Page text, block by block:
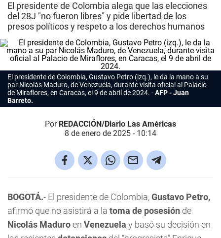
El presidente de Colombia alega que las elecciones
del 28J "no fueron libres" y pide libertad de los
presos políticos y respeto a los derechos humanos
El presidente de Colombia, Gustavo Petro (izq.), le da la mano a su
par Nicolás Maduro, de Venezuela, durante visita oficial al Palacio
de Miraflores, en Caracas, el 9 de abril de 2024.
AFP - Juan
Barreto.
Por REDACCIÓN/Diario Las Américas
8 de enero de 2025 - 10:14
BOGOTÁ.- El presidente de Colombia,Gustavo Petro,
afirmó que no asistirá a la toma de posesión de
Nicolás Maduroen Venezuela y basó su decisión en